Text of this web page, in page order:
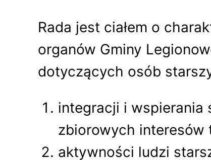
Rada jest ciałem o
organów Gminy
dotyczących osób
integracji i wspierania
zbiorowych interesów
aktywności ludzi